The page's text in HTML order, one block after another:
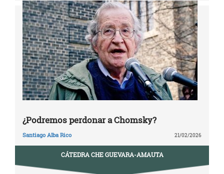
¿Podremos perdonar a Chomsky?
Santiago Alba Rico 21/02/2026
CÁTEDRA CHE GUEVARA-AMAUTA